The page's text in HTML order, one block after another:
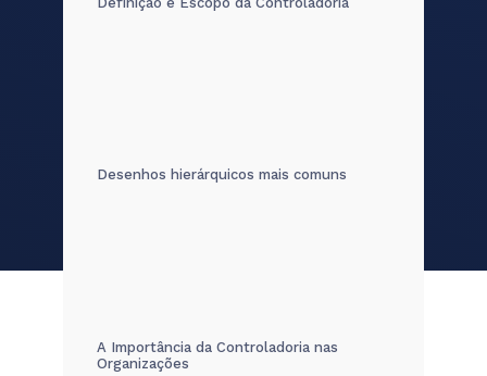
Desenhos hierárquicos mais comuns
A Importância da Controladoria nas
Organizações